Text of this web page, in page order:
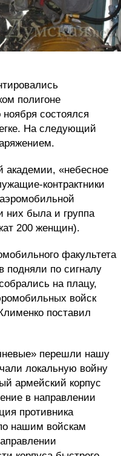
полигоне
состоялся
На следующий
академии, «небесное
контрактники
них была и группа
200 женщин).
факультета
подняли по сигналу
на плацу,
войск
поставил
перешли нашу
локальную войну
армейский корпус
в направлении
противника
нашим войскам